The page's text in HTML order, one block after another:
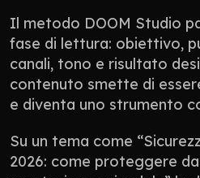
Il metodo DOOM Studio
fase di lettura: obiettivo,
canali, tono e risultato
contenuto smette di
e diventa uno strumento
Su un tema come
2026: come proteggere